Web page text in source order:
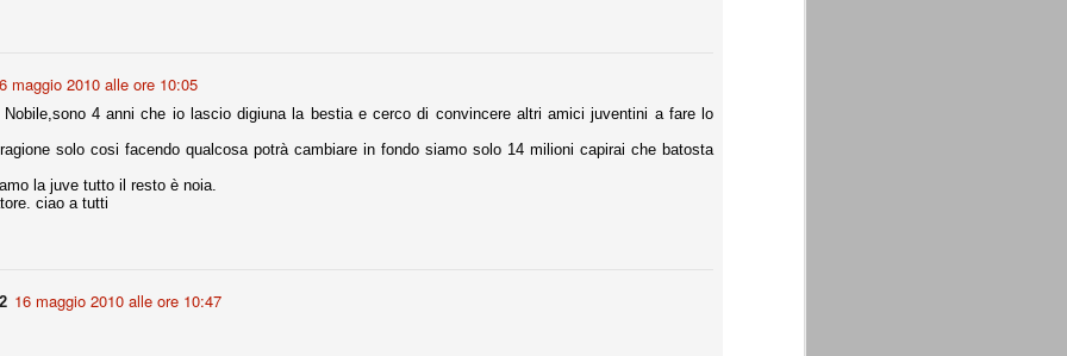
maggio 2010 alle ore 10:05
4 anni che io lascio digiuna la bestia e cerco di convincere altri amici juventini a fare lo
solo cosi facendo qualcosa potrà cambiare in fondo siamo solo 14 milioni capirai che batosta
la juve tutto il resto è noia.
ciao a tutti
16 maggio 2010 alle ore 10:47
- Lazio 2-0
italiana, diventando così la squadra più titolata in Italia in